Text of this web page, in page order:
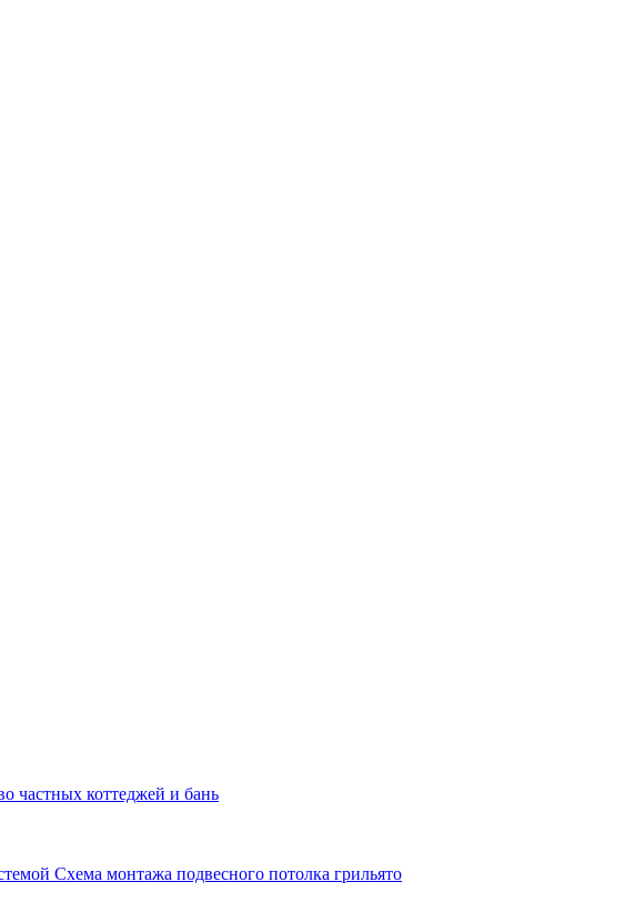
частных коттеджей и бань
Схема монтажа подвесного потолка грильято